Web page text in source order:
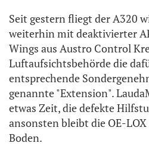
Seit gestern fliegt der A320
weiterhin mit deaktivierter
Wings aus Austro Control
Luftaufsichtsbehörde die
entsprechende
genannte "Extension".
etwas Zeit, die defekte
ansonsten bleibt die OE-
Boden.